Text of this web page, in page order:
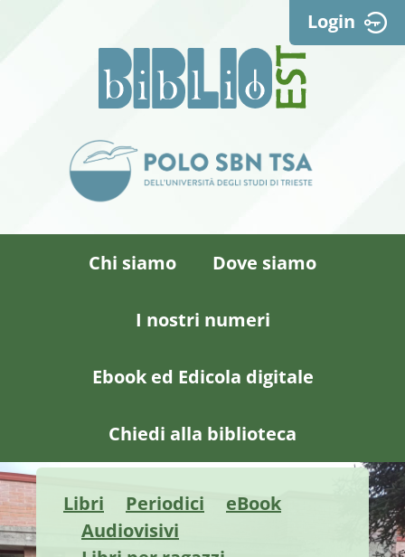
Login
Chi siamo Dove siamo
I nostri numeri
Ebook ed Edicola digitale
Chiedi alla biblioteca
Libri Periodici
eBook
Audiovisivi